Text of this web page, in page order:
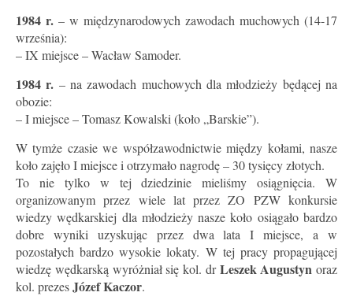
1984 r. – w międzynarodowych zawodach muchowych (14-17
września):
– IX miejsce – Wacław Samoder.
1984 r. – na zawodach muchowych dla młodzieży będącej na
obozie:
– I miejsce – Tomasz Kowalski (koło „Barskie”).
W tymże czasie we współzawodnictwie między kołami, nasze
koło zajęło I miejsce i otrzymało nagrodę – 30 tysięcy złotych.
To nie tylko w tej dziedzinie mieliśmy osiągnięcia. W
organizowanym przez wiele lat przez ZO PZW konkursie
wiedzy wędkarskiej dla młodzieży nasze koło osiągało bardzo
dobre wyniki uzyskując przez dwa lata I miejsce, a w
pozostałych bardzo wysokie lokaty. W tej pracy propagującej
wiedzę wędkarską wyróżniał się kol. drLeszek Augustyn oraz
kol. prezesJózef Kaczor.